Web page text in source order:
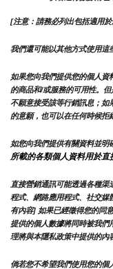
[注意：請務必列出包括適用
我們還可能以其他方式使用這
如果您向我們提供您的個人資
的商品和/或服務的可用性。
不願意接受該等行銷訊息；如
的意願，也可以在任何時候拒
如您向我們提供有關資料並明
所載的各類個人資料用於直
直接營銷通訊可能透過各種
程式、網路應用程式、社交媒
有內容] 如果已經徵得您的同
提供的個人數據將同時被我們
理將與本隱私政策中提供的內
倘若您不希望我們使用您的個